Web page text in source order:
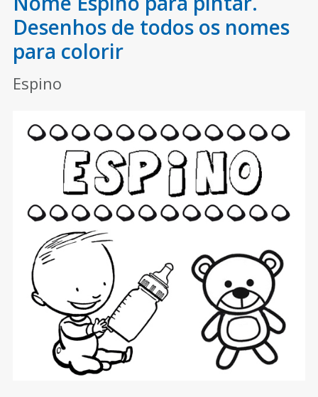
Desenhos de todos os nomes
para colorir
Espino